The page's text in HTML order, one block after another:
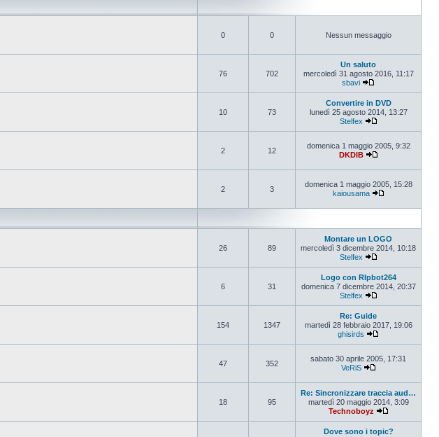
0 0 Nessun messaggio
76 702
Un saluto
mercoledì 31 agosto 2016, 11:17
sbavi
10 73
Convertire in DVD
lunedì 25 agosto 2014, 13:27
Stelfex
2 12
domenica 1 maggio 2005, 9:32
DKDIB
2 3
domenica 1 maggio 2005, 15:28
kaiousama
26 89
Montare un LOGO
mercoledì 3 dicembre 2014, 10:18
Stelfex
6 31
Logo con RIpbot264
domenica 7 dicembre 2014, 20:37
Stelfex
154 1347
Re: Guide
martedì 28 febbraio 2017, 19:06
ghisirds
47 352
sabato 30 aprile 2005, 17:31
VeRiS
18 95
Re: Sincronizzare traccia aud…
martedì 20 maggio 2014, 3:09
Technoboyz
Dove sono i topic?